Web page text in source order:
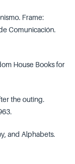
Frame:
Comunicación.
House Books for
the outing.
and Alphabets.